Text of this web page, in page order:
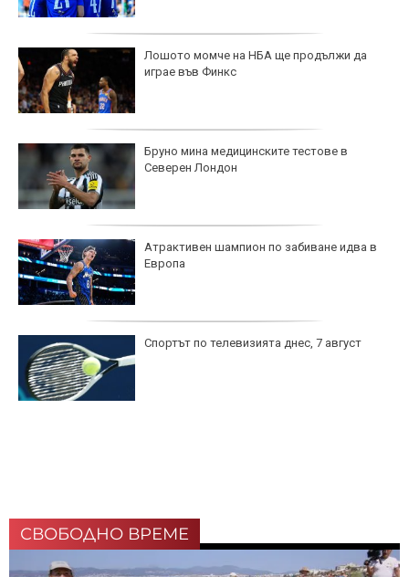
Лошото момче на НБА ще продължи да
играе във Финкс
Бруно мина медицинските тестове в
Северен Лондон
Атрактивен шампион по забиване идва в
Европа
Спортът по телевизията днес, 7 август
СВОБОДНО ВРЕМЕ